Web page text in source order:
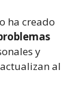
ha creado
y
al